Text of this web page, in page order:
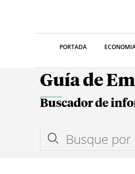
PORTADA
Guía de
Buscador de